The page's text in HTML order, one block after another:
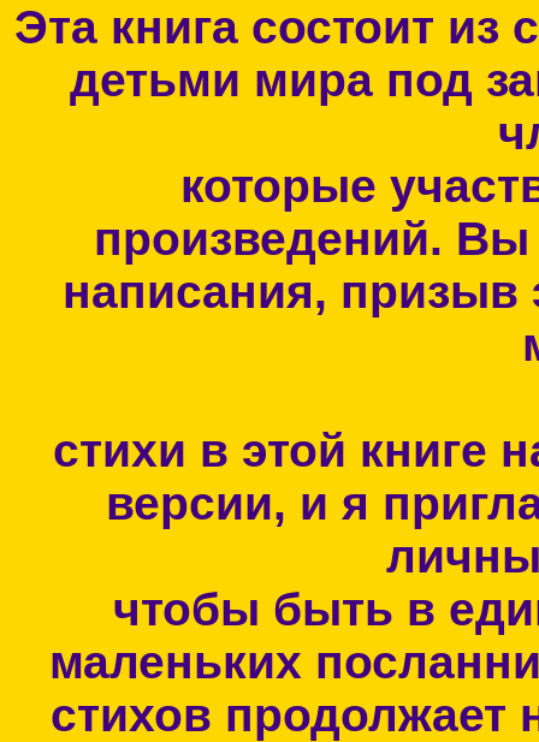
Эта книга состоит
детьми мира под
которые
произведений. Вы
написания, призыв
стихи в этой книге
версии, и я
чтобы быть в
маленьких
стихов продолжает